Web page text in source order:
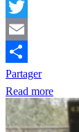
Facebook
Twitter
Email
Partager
Read more